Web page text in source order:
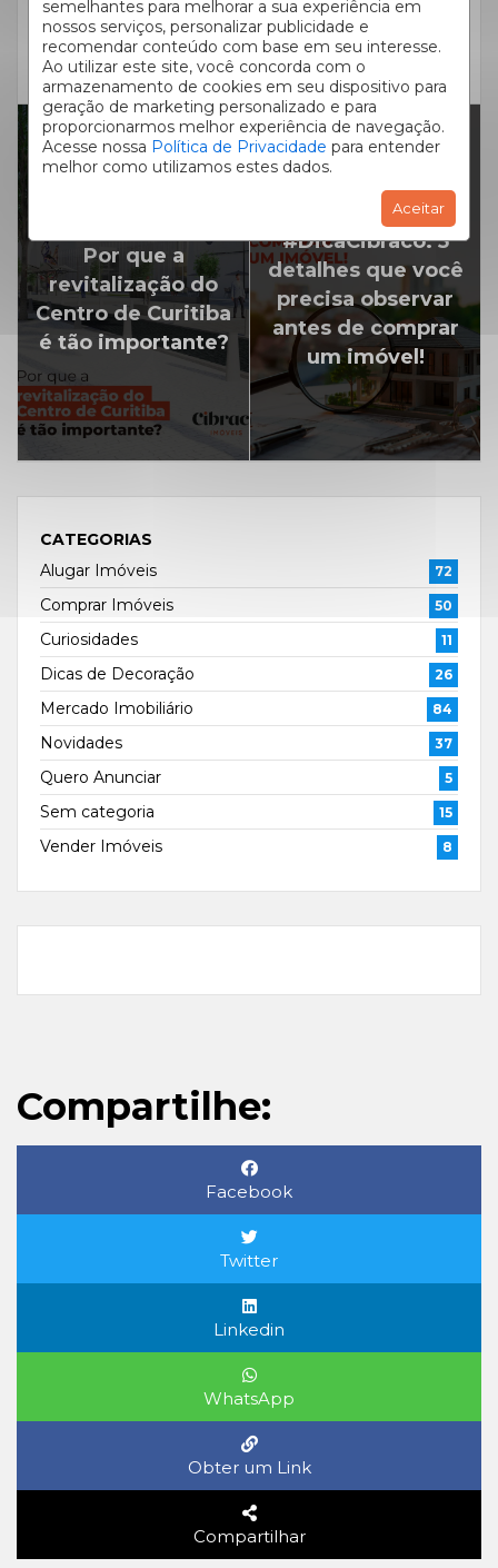
semelhantes para melhorar a sua experiência em
nossos serviços, personalizar publicidade e
recomendar conteúdo com base em seu interesse.
Ao utilizar este site, você concorda com o
armazenamento de cookies em seu dispositivo para
geração de marketing personalizado e para
proporcionarmos melhor experiência de navegação.
Acesse nossa Política de Privacidade para entender
melhor como utilizamos estes dados.
Aceitar
comerciais para alugar ou vender emCuritiba
CLIQUE AQUIe escolha a que melhor atende às
necessidades da sua empresa.
Por que a
revitalização do
Centro de Curitiba
é tão importante?
PRÓXIMO ARTIGO
#DicaCibraco: 5
detalhes que você
precisa observar
antes de comprar
um imóvel!
CATEGORIAS
Alugar Imóveis
72
Comprar Imóveis 50
Curiosidades 11
Dicas de Decoração 26
Mercado Imobiliário 84
Novidades 37
Quero Anunciar 5
Sem categoria 15
Vender Imóveis 8
Compartilhe:
Facebook
Twitter
Linkedin
WhatsApp
Obter um Link
Compartilhar